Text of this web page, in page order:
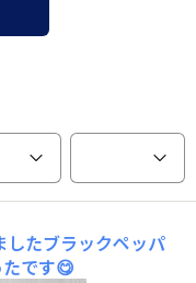
したブラックペッパ
です😋